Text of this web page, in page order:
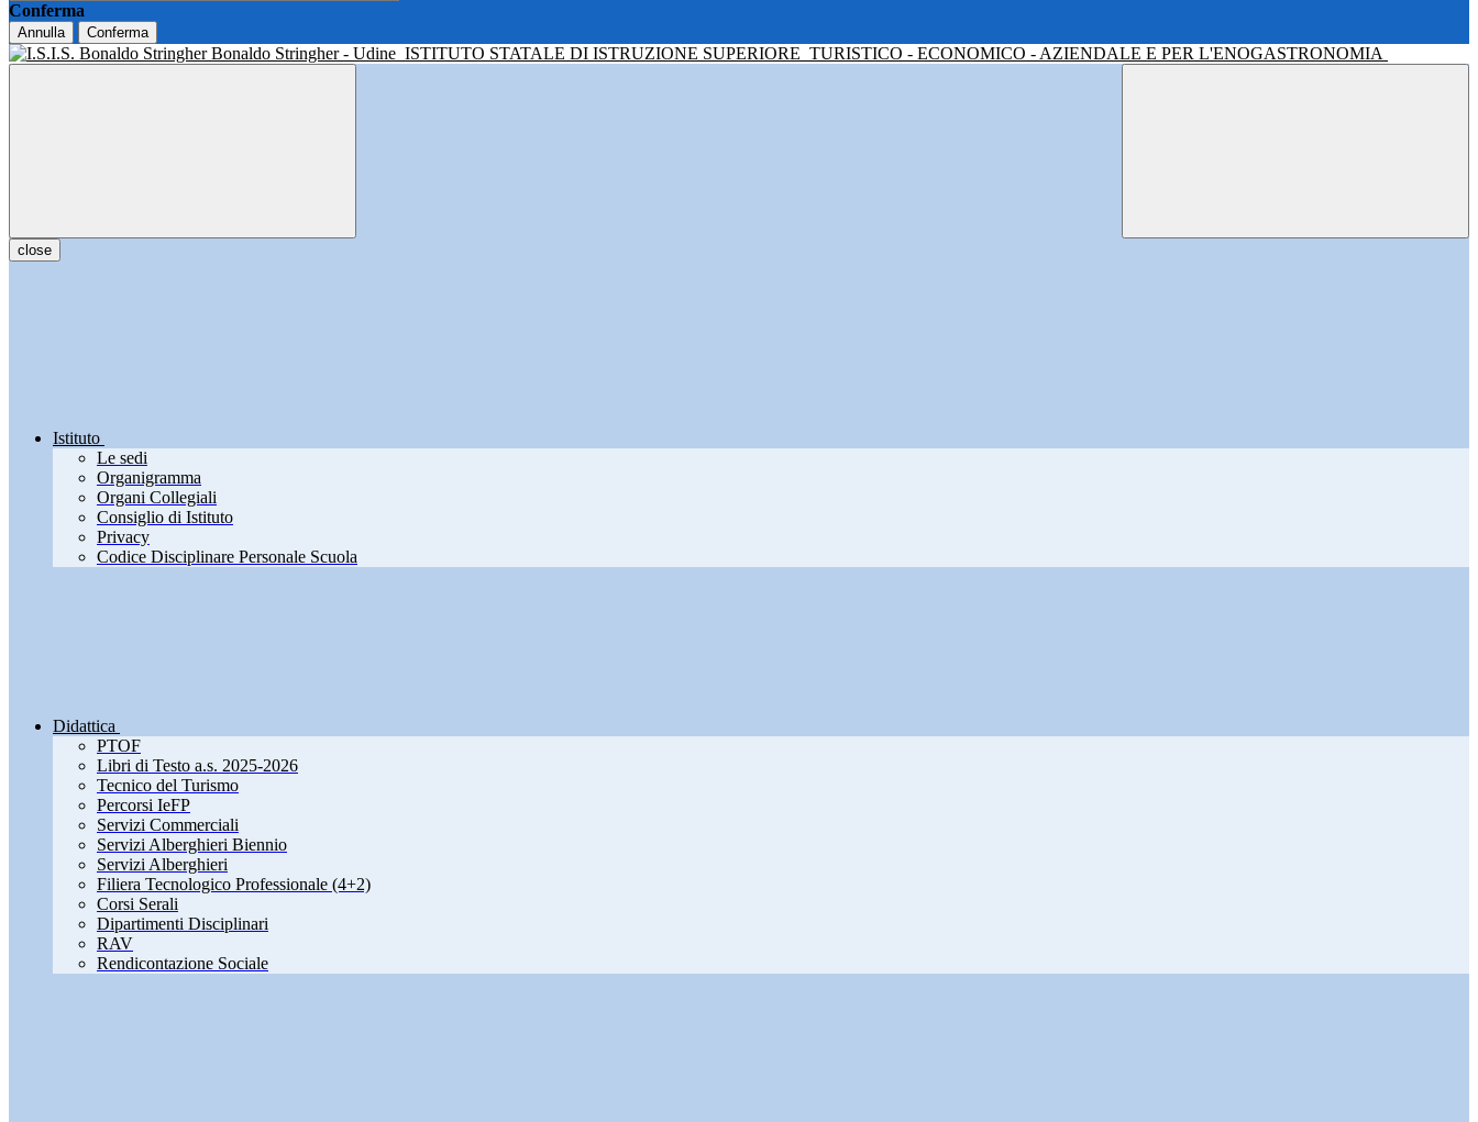
Conferma
Annulla Conferma
Bonaldo Stringher - Udine ISTITUTO STATALE DI ISTRUZIONE SUPERIORE TURISTICO - ECONOMICO - AZIENDALE E PER L'ENOGASTRONOMIA
close
Istituto
Le sedi
Organigramma
Organi Collegiali
Consiglio di Istituto
Privacy
Codice Disciplinare Personale Scuola
Didattica
PTOF
Libri di Testo a.s. 2025-2026
Tecnico del Turismo
Percorsi IeFP
Servizi Commerciali
Servizi Alberghieri Biennio
Servizi Alberghieri
Filiera Tecnologico Professionale (4+2)
Corsi Serali
Dipartimenti Disciplinari
RAV
Rendicontazione Sociale